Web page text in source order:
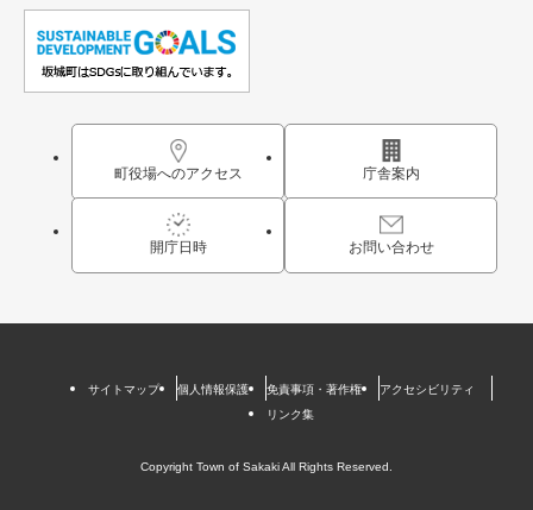
町役場へのアクセス 庁舎案内
開庁日時 お問い合わせ
サイトマップ 個人情報保護 免責事項・著作権
アクセシビリティ
リンク集
Copyright Town of Sakaki All Rights Reserved.